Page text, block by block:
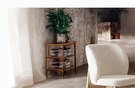
iptal ve iade hakkı yoktur.
• Bu talebinizi siparişinizden
hizmetlerimiz (0850 223 08 23)
iletebilirsiniz.
Sorularınız içinSıkça Sorulan
ziyaret ediniz.